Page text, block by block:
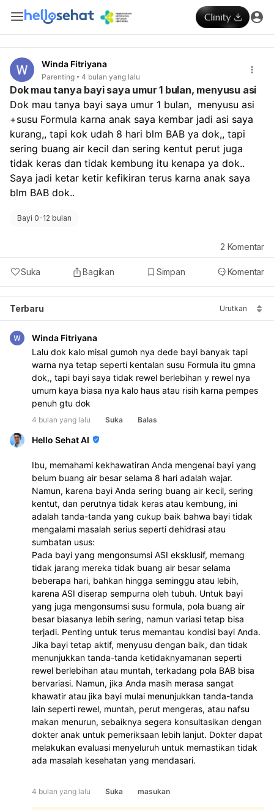
Winda Fitriyana
Parenting 4 bulan yang lalu
Dok mau tanya bayi saya umur 1 bulan, menyusu asi
Dok mau tanya bayi saya umur 1 bulan,  menyusu asi
+susu Formula karna anak saya kembar jadi asi saya
kurang,, tapi kok udah 8 hari blm BAB ya dok,, tapi
sering buang air kecil dan sering kentut perut juga
tidak keras dan tidak kembung itu kenapa ya dok..
Saya jadi ketar ketir kefikiran terus karna anak saya
blm BAB dok..
Bayi 0-12 bulan
Suka Bagikan Simpan Komentar
2 Komentar
Terbaru Urutkan
Winda Fitriyana
Lalu dok kalo misal gumoh nya dede bayi banyak tapi
warna nya tetap seperti kentalan susu Formula itu gmna
dok,, tapi bayi saya tidak rewel berlebihan y rewel nya
umum kaya biasa nya kalo haus atau risih karna pempes
penuh gtu dok
4 bulan yang lalu Suka Balas
Hello Sehat AI
Ibu, memahami kekhawatiran Anda mengenai bayi yang
belum buang air besar selama 8 hari adalah wajar.
Namun, karena bayi Anda sering buang air kecil, sering
kentut, dan perutnya tidak keras atau kembung, ini
adalah tanda-tanda yang cukup baik bahwa bayi tidak
mengalami masalah serius seperti dehidrasi atau
sumbatan usus:
Pada bayi yang mengonsumsi ASI eksklusif, memang
tidak jarang mereka tidak buang air besar selama
beberapa hari, bahkan hingga seminggu atau lebih,
karena ASI diserap sempurna oleh tubuh. Untuk bayi
yang juga mengonsumsi susu formula, pola buang air
besar biasanya lebih sering, namun variasi tetap bisa
terjadi. Penting untuk terus memantau kondisi bayi Anda.
Jika bayi tetap aktif, menyusu dengan baik, dan tidak
menunjukkan tanda-tanda ketidaknyamanan seperti
rewel berlebihan atau muntah, terkadang pola BAB bisa
bervariasi. Namun, jika Anda masih merasa sangat
khawatir atau jika bayi mulai menunjukkan tanda-tanda
lain seperti rewel, muntah, perut mengeras, atau nafsu
makan menurun, sebaiknya segera konsultasikan dengan
dokter anak untuk pemeriksaan lebih lanjut. Dokter dapat
melakukan evaluasi menyeluruh untuk memastikan tidak
ada masalah kesehatan yang mendasari.
4 bulan yang lalu Suka masukan